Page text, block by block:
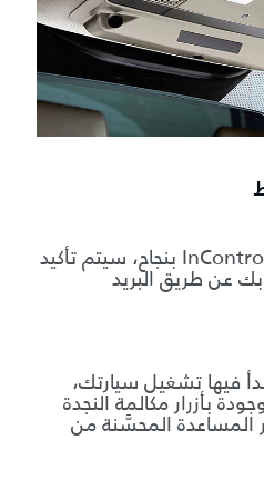
بمجرد إكمال إعداد نظام InControl بنجاح، سيتم تأكيد
عن طريق البريد
فيها تشغيل سيارتك،
بأزرار مكالمة النجدة
المساعدة المحسَّنة من